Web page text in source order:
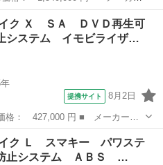
ク ■ グレード名： Ｇターボ
（フルセグＴＶ全方位モニタ
イク Ｘ ＳＡ ＤＶＤ再生可
システム イモビライザ…
提携サイト 8月2日
ク ■ グレード名： Ｘ Ｓ
テム イモビライザー ターボ
イク Ｌ スマキー パワステ
止システム ＡＢＳ …